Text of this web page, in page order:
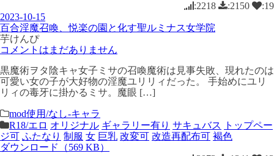
:2218
:2150
:19
2023-10-15
百合淫魔召喚、悦楽の園と化す聖ルミナス女学院
芋けんぴ
コメントはまだありません
黒魔術ヲタ陰キャ女子ミサの召喚魔術は見事失敗、現れたのは
可愛い女の子が大好物の淫魔ユリリィだった。 手始めにユリ
リィの毒牙に掛かるミサ。魔眼 […]
mod使用/なし-キャラ
R18/エロ オリジナル ギャラリー有り サキュバス
トップペー
ジ可 ふたなり 制服 女 巨乳 改変可 改造再配布可 褐色
ダウンロード（569 KB）